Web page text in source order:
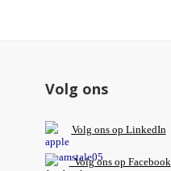
Volg ons
Volg ons op LinkedIn
Volg ons op Facebook